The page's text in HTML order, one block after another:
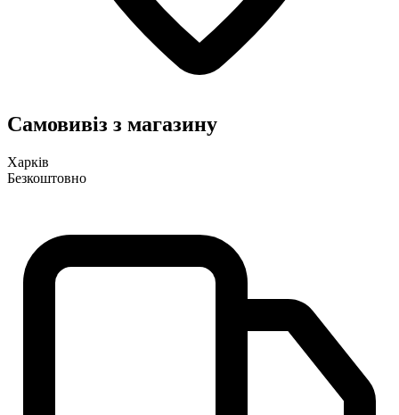
Самовивіз з магазину
Харків
Безкоштовно